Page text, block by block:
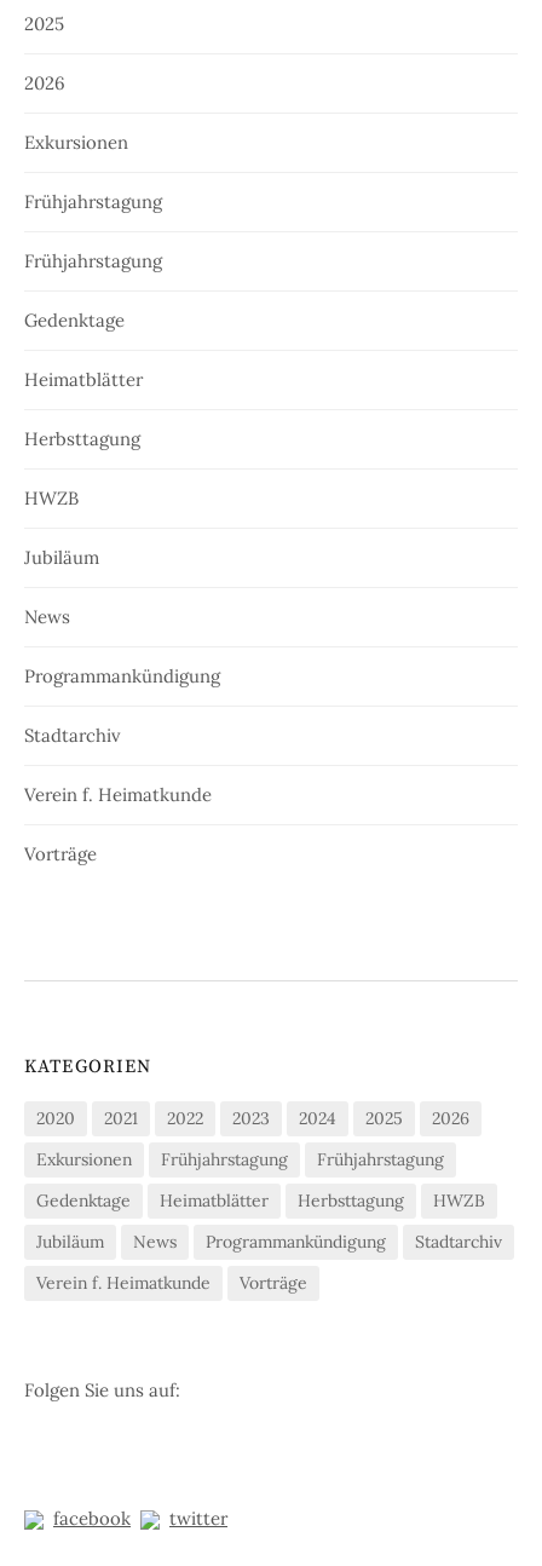
2025
2026
Exkursionen
Frühjahrstagung
Frühjahrstagung
Gedenktage
Heimatblätter
Herbsttagung
HWZB
Jubiläum
News
Programmankündigung
Stadtarchiv
Verein f. Heimatkunde
Vorträge
KATEGORIEN
2020 2021 2022 2023 2024 2025
2026
Exkursionen
Frühjahrstagung
Frühjahrstagung
Gedenktage
Heimatblätter Herbsttagung
HWZB
Jubiläum
News Programmankündigung
Stadtarchiv
Verein f. Heimatkunde
Vorträge
Folgen Sie uns auf:
facebook twitter